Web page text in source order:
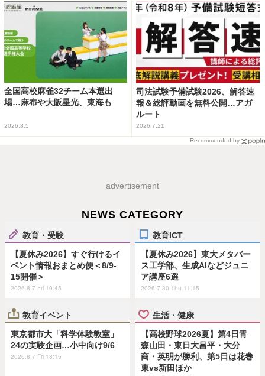
全国高校麻雀32チーム本選出
場…麻布や大阪星光、東海も
2026.8.5
司法試験予備試験2026、解答速
報＆総評動画を無料公開…アガ
ルート
2026.7.21
Recommended by
advertisement
NEWS CATEGORY
教育・受験
【夏休み2026】すぐ行けるイ
ベント情報おまとめ便＜8/9-
15開催＞
2026.8.7 Fri 19:45
教育ICT
【夏休み2026】東大メタバー
ス工学部、生成AIなどジュニ
ア講座6選
2026.7.30 Thu 11:15
教育イベント
東京都市大「科学体験教室」
24の実験企画…小中向け9/6
2026.8.7 Fri 18:15
生活・健康
【高校野球2026夏】第4日青
森山田・東日大昌平・大分
商・英明が勝利、第5日は花巻
東vs新田ほか